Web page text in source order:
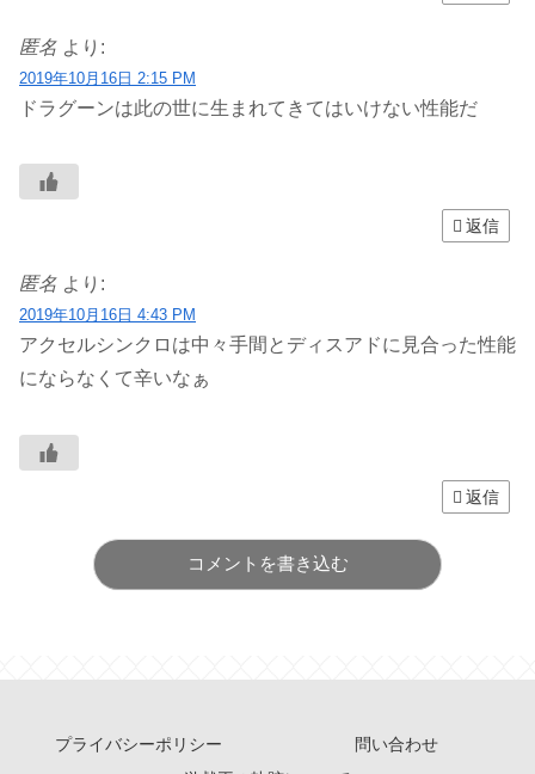
匿名 より:
2019年10月16日 2:15 PM
ドラグーンは此の世に生まれてきてはいけない性能だ
返信
匿名 より:
2019年10月16日 4:43 PM
アクセルシンクロは中々手間とディスアドに見合った性能
にならなくて辛いなぁ
返信
コメントを書き込む
プライバシーポリシー
問い合わせ